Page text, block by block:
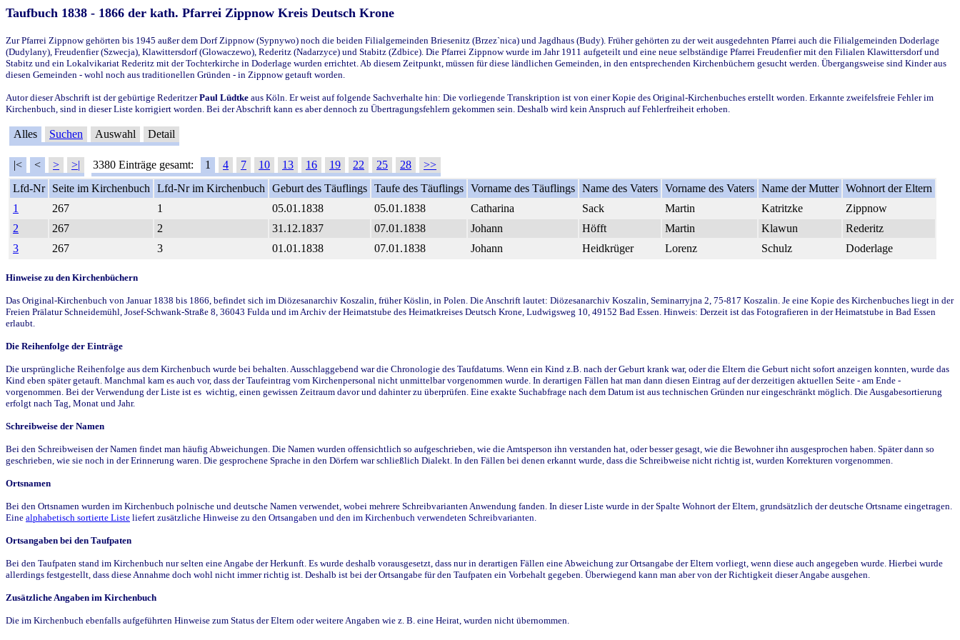
Taufbuch 1838 - 1866 der kath. Pfarrei Zippnow Kreis Deutsch Krone
Zur Pfarrei Zippnow gehörten bis 1945 außer dem Dorf Zippnow (Sypnywo) noch die beiden Filialgemeinden Briesenitz (Brzez`nica) und Jagdhaus (Budy). Früher gehörten zu der weit ausgedehnten Pfarrei auch die Filialgemeinden Doderlage
(Dudylany), Freudenfier (Szwecja), Klawittersdorf (Glowaczewo), Rederitz (Nadarzyce) und Stabitz (Zdbice). Die Pfarrei Zippnow wurde im Jahr 1911 aufgeteilt und eine neue selbständige Pfarrei Freudenfier mit den Filialen Klawittersdorf und
Stabitz und ein Lokalvikariat Rederitz mit der Tochterkirche in Doderlage wurden errichtet. Ab diesem Zeitpunkt, müssen für diese ländlichen Gemeinden, in den entsprechenden Kirchenbüchern gesucht werden. Übergangsweise sind Kinder aus
diesen Gemeinden - wohl noch aus traditionellen Gründen - in Zippnow getauft worden.
Autor dieser Abschrift ist der gebürtige RederitzerPaul Lüdtke aus Köln. Er weist auf folgende Sachverhalte hin: Die vorliegende Transkription ist von einer Kopie des Original-Kirchenbuches erstellt worden. Erkannte zweifelsfreie Fehler im
Kirchenbuch, sind in dieser Liste korrigiert worden. Bei der Abschrift kann es aber dennoch zu Übertragungsfehlern gekommen sein. Deshalb wird kein Anspruch auf Fehlerfreiheit erhoben.
Alles Suchen Auswahl Detail
|< < > >| 3380 Einträge gesamt: 1 4 7 10 13 16 19 22 25 28
>>
Lfd-Nr
Seite im Kirchenbuch Lfd-Nr im Kirchenbuch Geburt des Täuflings Taufe des Täuflings Vorname des Täuflings Name des Vaters Vorname des Vaters Name der Mutter Wohnort der Eltern
1
267 1 05.01.1838 05.01.1838 Catharina Sack Martin Katritzke
Zippnow
2
267 2 31.12.1837 07.01.1838 Johann Höfft Martin Klawun
Rederitz
3
267 3 01.01.1838 07.01.1838 Johann Heidkrüger Lorenz Schulz Doderlage
Hinweise zu den Kirchenbüchern
Das Original-Kirchenbuch von Januar 1838 bis 1866, befindet sich im Diözesanarchiv Koszalin, früher Köslin, in Polen. Die Anschrift lautet: Diözesanarchiv Koszalin, Seminarryjna 2, 75-817 Koszalin. Je eine Kopie des Kirchenbuches liegt in der
Freien Prälatur Schneidemühl, Josef-Schwank-Straße 8, 36043 Fulda und im Archiv der Heimatstube des Heimatkreises Deutsch Krone, Ludwigsweg 10, 49152 Bad Essen. Hinweis: Derzeit ist das Fotografieren in der Heimatstube in Bad Essen
erlaubt.
Die Reihenfolge der Einträge
Die ursprüngliche Reihenfolge aus dem Kirchenbuch wurde bei behalten. Ausschlaggebend war die Chronologie des Taufdatums. Wenn ein Kind z.B. nach der Geburt krank war, oder die Eltern die Geburt nicht sofort anzeigen konnten, wurde das
Kind eben später getauft. Manchmal kam es auch vor, dass der Taufeintrag vom Kirchenpersonal nicht unmittelbar vorgenommen wurde. In derartigen Fällen hat man dann diesen Eintrag auf der derzeitigen aktuellen Seite - am Ende -
vorgenommen. Bei der Verwendung der Liste ist es wichtig, einen gewissen Zeitraum davor und dahinter zu überprüfen. Eine exakte Suchabfrage nach dem Datum ist aus technischen Gründen nur eingeschränkt möglich. Die Ausgabesortierung
erfolgt nach Tag, Monat und Jahr.
Schreibweise der Namen
Bei den Schreibweisen der Namen findet man häufig Abweichungen. Die Namen wurden offensichtlich so aufgeschrieben, wie die Amtsperson ihn verstanden hat, oder besser gesagt, wie die Bewohner ihn ausgesprochen haben. Später dann so
geschrieben, wie sie noch in der Erinnerung waren. Die gesprochene Sprache in den Dörfern war schließlich Dialekt. In den Fällen bei denen erkannt wurde, dass die Schreibweise nicht richtig ist, wurden Korrekturen vorgenommen.
Ortsnamen
Bei den Ortsnamen wurden im Kirchenbuch polnische und deutsche Namen verwendet, wobei mehrere Schreibvarianten Anwendung fanden. In dieser Liste wurde in der Spalte Wohnort der Eltern, grundsätzlich der deutsche Ortsname eingetragen.
Eine alphabetisch sortierte Liste liefert zusätzliche Hinweise zu den Ortsangaben und den im Kirchenbuch verwendeten Schreibvarianten.
Ortsangaben bei den Taufpaten
Bei den Taufpaten stand im Kirchenbuch nur selten eine Angabe der Herkunft. Es wurde deshalb vorausgesetzt, dass nur in derartigen Fällen eine Abweichung zur Ortsangabe der Eltern vorliegt, wenn diese auch angegeben wurde. Hierbei wurde
allerdings festgestellt, dass diese Annahme doch wohl nicht immer richtig ist. Deshalb ist bei der Ortsangabe für den Taufpaten ein Vorbehalt gegeben. Überwiegend kann man aber von der Richtigkeit dieser Angabe ausgehen.
Zusätzliche Angaben im Kirchenbuch
Die im Kirchenbuch ebenfalls aufgeführten Hinweise zum Status der Eltern oder weitere Angaben wie z. B. eine Heirat, wurden nicht übernommen.